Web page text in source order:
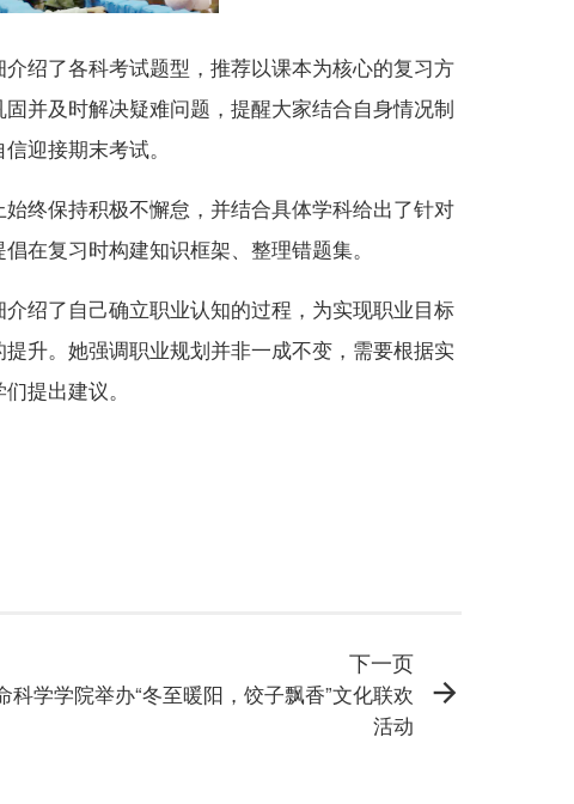
介绍了各科考试题型，推荐以课本为核心的复习方
并及时解决疑难问题，提醒大家结合自身情况制
迎接期末考试。
终保持积极不懈怠 ， 并结合具体学科给出了针对
在复习时构建知识框架、整理错题集。
介绍了自己确立职业认知的过程，为实现职业目标
提升。她强调职业规划并非一成不变，需要根据实
们提出建议。
下一页
科学学院举办“冬至暖阳，饺子飘香”文化联欢
活动